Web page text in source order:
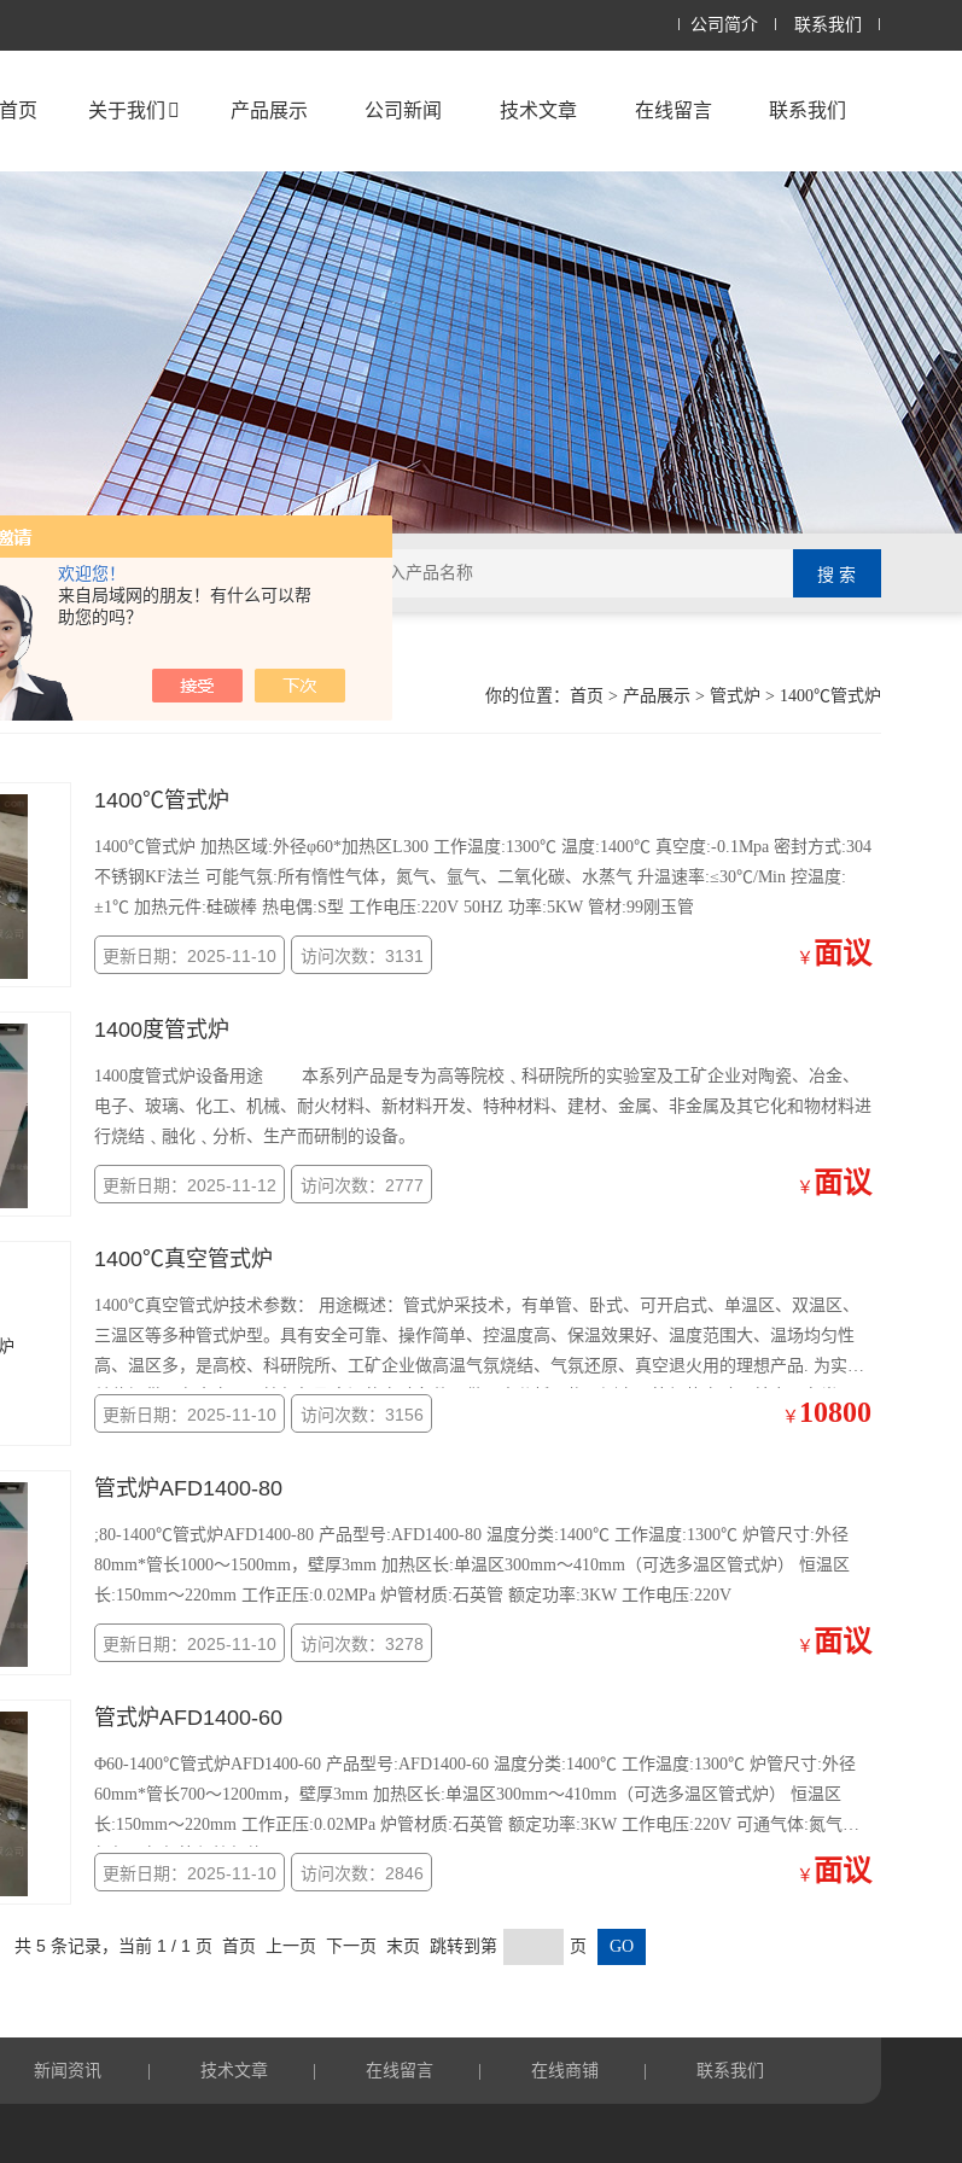
欢迎您！
来自局域网的朋友！有什么可以帮
助您的吗？
公司简介 联系我们
页 关于我们 产品展示 公司新闻 技术文章 在线留言 联系我们
你的位置： 首页 > 产品展示> 管式炉 > 1400℃管式炉
1400℃管式炉
1400℃管式炉 加热区域:外径φ60*加热区L300 工作温度:1300℃ 温度:1400℃ 真空度:-0.1Mpa 密封方式:304
不锈钢KF法兰 可能气氛:所有惰性气体，氮气、氩气、二氧化碳、水蒸气 升温速率:≤30℃/Min 控温度:
±1℃ 加热元件:硅碳棒 热电偶:S型 工作电压:220V 50HZ 功率:5KW 管材:99刚玉管
更新日期：2025-11-10 访问次数：3131 ￥ 面议
1400度管式炉
1400度管式炉设备用途 本系列产品是专为高等院校﹑科研院所的实验室及工矿企业对陶瓷、冶金、
电子、玻璃、化工、机械、耐火材料、新材料开发、特种材料、建材、金属、非金属及其它化和物材料进
行烧结﹑融化﹑分析、生产而研制的设备。
更新日期：2025-11-12 访问次数：2777 ￥ 面议
1400℃真空管式炉
1400℃真空管式炉技术参数： 用途概述：管式炉采技术，有单管、卧式、可开启式、单温区、双温区、
三温区等多种管式炉型。具有安全可靠、操作简单、控温度高、保温效果好、温度范围大、温场均匀性
高、温区多，是高校、科研院所、工矿企业做高温气氛烧结、气氛还原、真空退火用的理想产品. 为实验
单位提供具有真空、可控气氛及高温的实验条件下做元素分析、物理测定、等加热实验。并应用在半导
体、纳米、碳纤维
更新日期：2025-11-10 访问次数：3156 ￥ 10800
管式炉AFD1400-80
;80-1400℃管式炉AFD1400-80 产品型号:AFD1400-80 温度分类:1400℃ 工作温度:1300℃ 炉管尺寸:外径
80mm*管长1000～1500mm，壁厚3mm 加热区长:单温区300mm～410mm（可选多温区管式炉） 恒温区
长:150mm～220mm 工作正压:0.02MPa 炉管材质:石英管 额定功率:3KW 工作电压:220V
更新日期：2025-11-10 访问次数：3278 ￥ 面议
管式炉AFD1400-60
Φ60-1400℃管式炉AFD1400-60 产品型号:AFD1400-60 温度分类:1400℃ 工作温度:1300℃ 炉管尺寸:外径
60mm*管长700～1200mm，壁厚3mm 加热区长:单温区300mm～410mm（可选多温区管式炉） 恒温区
长:150mm～220mm 工作正压:0.02MPa 炉管材质:石英管 额定功率:3KW 工作电压:220V 可通气体:氮气、
氧气、氩气等保护气体仪器
更新日期：2025-11-10 访问次数：2846 ￥ 面议
共 5 条记录，当前 1 / 1 页 首页 上一页 下一页 末页 跳转到第 页
新闻资讯 技术文章 在线留言 在线商铺 联系我们